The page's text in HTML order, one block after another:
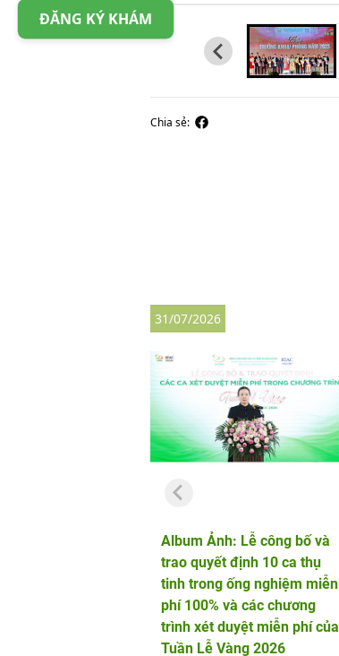
Chia sẻ:
Album Ảnh: Lễ công bố và
trao quyết định 10 ca thụ
tinh trong ống nghiệm miễn
phí 100% và các chương
trình xét duyệt miễn phí của
Tuần Lễ Vàng 2026
31/07/2026
ĐĂNG KÝ KHÁM